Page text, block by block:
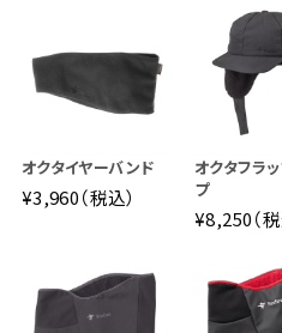
オクタイヤーバンド
¥3,960（税込）
オクタフラ
プ
¥8,250（税